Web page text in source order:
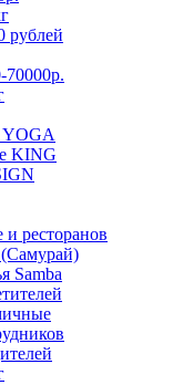
рублей
YOGA
KING
и ресторанов
(Самурай)
Samba